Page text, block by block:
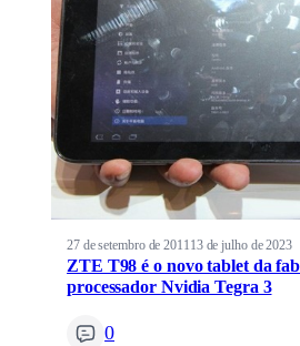
27 de setembro de 2011 13 de julho de 2023
ZTE T98 é o novo tablet da
processador Nvidia Tegra 3
0